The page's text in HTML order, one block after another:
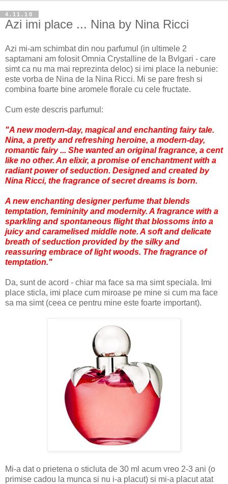
4.11.10
Azi imi place ... Nina by Nina Ricci
Azi mi-am schimbat din nou parfumul (in ultimele 2
saptamani am folosit Omnia Crystalline de la Bvlgari - care
simt ca nu ma mai reprezinta deloc) si imi place la nebunie:
este vorba de Nina de la Nina Ricci. Mi se pare fresh si
combina foarte bine aromele florale cu cele fructate.
Cum este descris parfumul:
"A new modern-day, magical and enchanting fairy tale.
Nina, a pretty and refreshing heroine, a modern-day,
romantic fairy ... She wanted an original fragrance, a cent
like no other. An elixir, a promise of enchantment with a
radiant power of seduction. Designed and created by
Nina Ricci, the fragrance of secret dreams is born.
A new enchanting designer perfume that blends
temptation, femininity and modernity. A fragrance with a
sparkling and spontaneous flight that blossoms into a
juicy and caramelised middle note. A soft and delicate
breath of seduction provided by the silky and
reassuring embrace of light woods. The fragrance of
temptation."
Da, sunt de acord - chiar ma face sa ma simt speciala. Imi
place sticla, imi place cum miroase pe mine si cum ma face
sa ma simt (ceea ce pentru mine este foarte important).
Mi-a dat o prietena o sticluta de 30 ml acum vreo 2-3 ani (o
primise cadou la munca si nu i-a placut) si mi-a placut atat